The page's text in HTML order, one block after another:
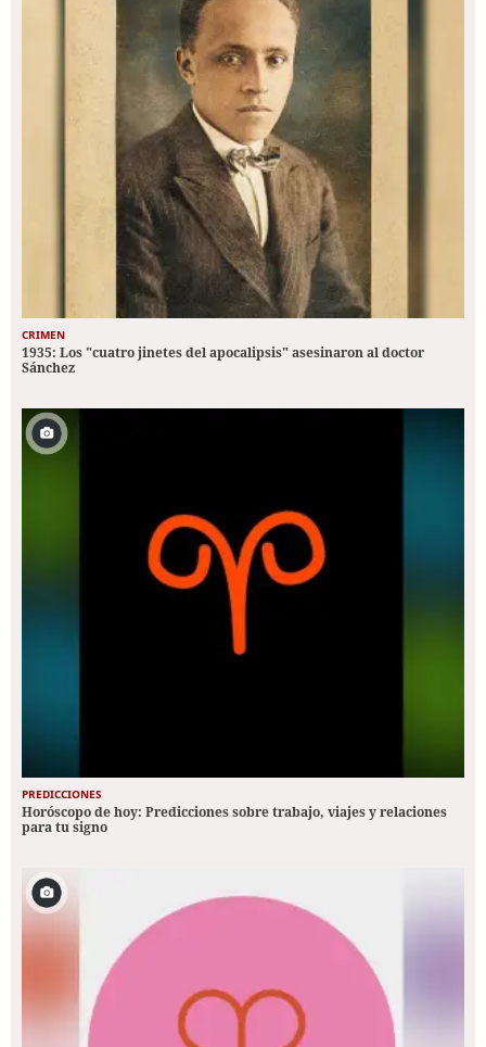
CRIMEN
1935: Los "cuatro jinetes del apocalipsis" asesinaron al doctor
Sánchez
PREDICCIONES
Horóscopo de hoy: Predicciones sobre trabajo, viajes y relaciones
para tu signo